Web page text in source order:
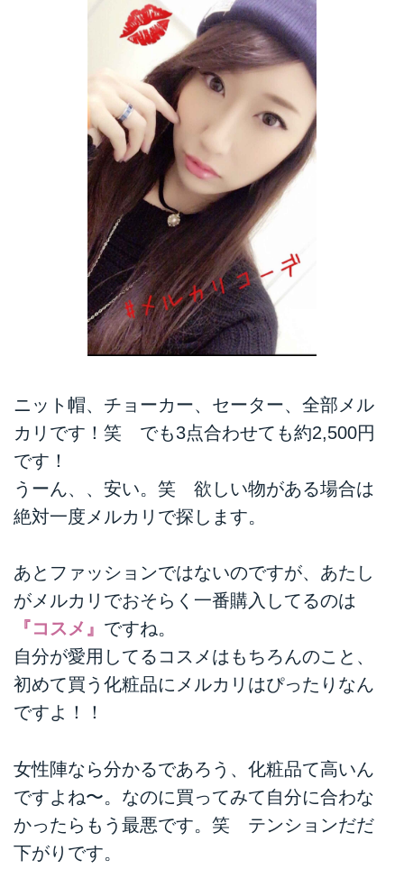
ニット帽、チョーカー、セーター、全部メル
カリです！笑 でも3点合わせても約2,500円
です！
うーん、、安い。笑 欲しい物がある場合は
絶対一度メルカリで探します。
あとファッションではないのですが、あたし
がメルカリでおそらく一番購入してるのは
『コスメ』 ですね。
自分が愛用してるコスメはもちろんのこと、
初めて買う化粧品にメルカリはぴったりなん
ですよ！！
女性陣なら分かるであろう、化粧品て高いん
ですよね〜。なのに買ってみて自分に合わな
かったらもう最悪です。笑 テンションだだ
下がりです。